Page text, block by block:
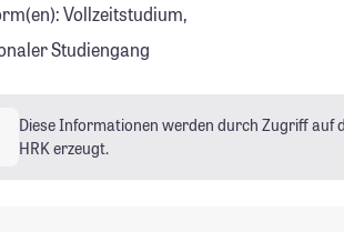
Vollzeitstudium,
Studiengang
Diese Informationen werden durch Zugriff auf
HRK erzeugt.